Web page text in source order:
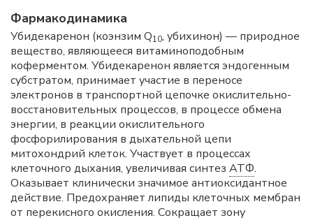
Фармакодинамика
Убидекаренон (коэнзим Q10, убихинон) — природное
вещество, являющееся витаминоподобным
коферментом. Убидекаренон является эндогенным
субстратом, принимает участие в переносе
электронов в транспортной цепочке окислительно-
восстановительных процессов, в процессе обмена
энергии, в реакции окислительного
фосфорилирования в дыхательной цепи
митохондрий клеток. Участвует в процессах
клеточного дыхания, увеличивая синтез АТФ.
Оказывает клинически значимое антиоксидантное
действие. Предохраняет липиды клеточных мембран
от перекисного окисления. Сокращает зону